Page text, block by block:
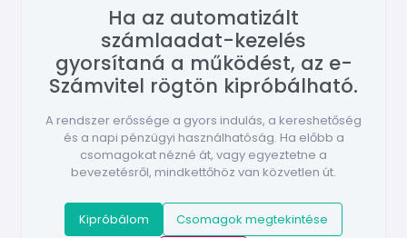
Ha az automatizált
számlaadat-kezelés
gyorsítaná a működést, az e-
Számvitel rögtön kipróbálható.
A rendszer erőssége a gyors indulás, a kereshetőség
és a napi pénzügyi használhatóság. Ha előbb a
csomagokat nézné át, vagy egyeztetne a
bevezetésről, mindkettőhöz van közvetlen út.
Kipróbálom
Csomagok megtekintése